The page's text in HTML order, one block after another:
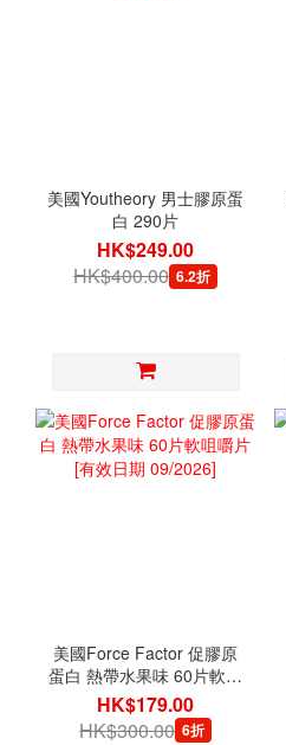
美國Youtheory 男士膠原蛋
白 290片
HK$249.00
HK$400.00 6.2折
美國Force Factor 促膠原
蛋白 熱帶水果味 60片軟咀
嚼片 [有效日期 09/2026]
HK$179.00
HK$300.00 6折